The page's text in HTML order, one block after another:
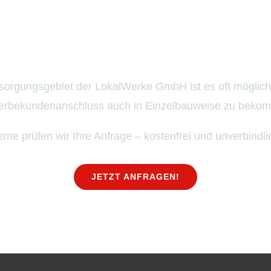
der LokalWerke GmbH ist es oft
auch in Einzelbauweise zu
prüfen wir Ihre Anfrage – kostenfrei und
JETZT ANFRAGEN!